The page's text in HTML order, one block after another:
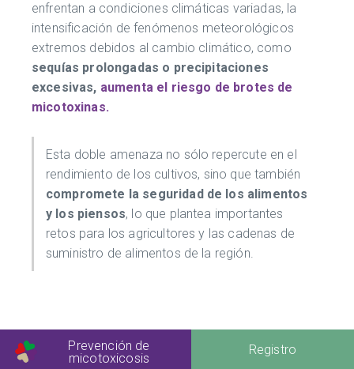
enfrentan a condiciones climáticas variadas, la
intensificación de fenómenos meteorológicos
extremos debidos al cambio climático, como
sequías prolongadas o precipitaciones
excesivas, aumenta el riesgo de brotes de
micotoxinas.
Esta doble amenaza no sólo repercute en el
rendimiento de los cultivos, sino que también
compromete la seguridad de los alimentos
y los piensos, lo que plantea importantes
retos para los agricultores y las cadenas de
suministro de alimentos de la región.
Prevención de
micotoxicosis
Registro